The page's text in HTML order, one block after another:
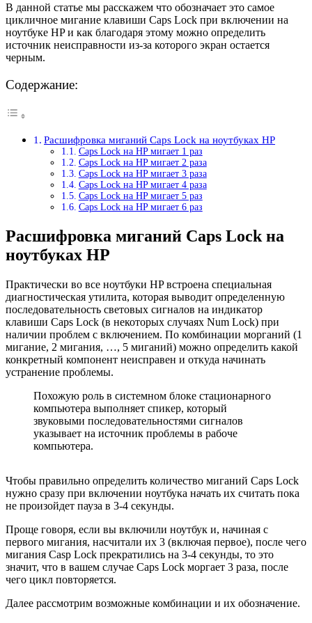
В данной статье мы расскажем что обозначает это самое
цикличное мигание клавиши Caps Lock при включении на
ноутбуке HP и как благодаря этому можно определить
источник неисправности из-за которого экран остается
черным.
Содержание:
Расшифровка миганий Caps Lock на ноутбуках HP
Caps Lock на HP мигает 1 раз
Caps Lock на HP мигает 2 раза
Caps Lock на HP мигает 3 раза
Caps Lock на HP мигает 4 раза
Caps Lock на HP мигает 5 раз
Caps Lock на HP мигает 6 раз
Расшифровка миганий Caps Lock на
ноутбуках HP
Практически во все ноутбуки HP встроена специальная
диагностическая утилита, которая выводит определенную
последовательность световых сигналов на индикатор
клавиши Caps Lock (в некоторых случаях Num Lock) при
наличии проблем с включением. По комбинации морганий (1
мигание, 2 мигания, …, 5 миганий) можно определить какой
конкретный компонент неисправен и откуда начинать
устранение проблемы.
Похожую роль в системном блоке стационарного
компьютера выполняет спикер, который
звуковыми последовательностями сигналов
указывает на источник проблемы в рабоче
компьютера.
Чтобы правильно определить количество миганий Caps Lock
нужно сразу при включении ноутбука начать их считать пока
не произойдет пауза в 3-4 секунды.
Проще говоря, если вы включили ноутбук и, начиная с
первого мигания, насчитали их 3 (включая первое), после чего
мигания Casp Lock прекратились на 3-4 секунды, то это
значит, что в вашем случае Caps Lock моргает 3 раза, после
чего цикл повторяется.
Далее рассмотрим возможные комбинации и их обозначение.